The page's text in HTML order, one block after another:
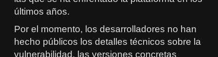
últimos años.
Por el momento, los desarrolladores no han
hecho públicos los detalles técnicos sobre la
vulnerabilidad, las versiones concretas